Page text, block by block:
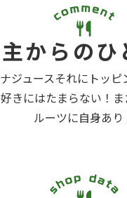
からのひ
ジュースそれにトッピ
きにはたまらない！
ルーツに自身あり